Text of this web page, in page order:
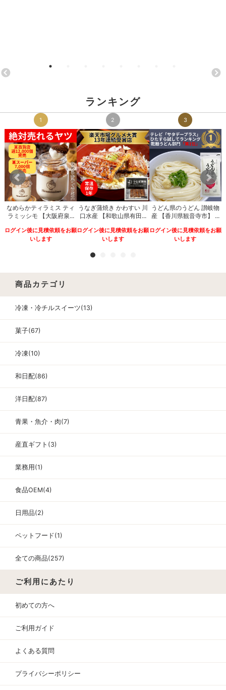
ランキング
1
なめらかティラミス ティ
ラミッシモ 【大阪府泉...
ログイン後に見積依頼をお願
いします
2
うなぎ蒲焼き かわすい 川
口水産 【和歌山県有田...
ログイン後に見積依頼をお願
いします
3
うどん県のうどん 讃岐物
産 【香川県観音寺市】 ...
ログイン後に見積依頼をお願
いします
商品カテゴリ
冷凍・冷チルスイーツ(13)
菓子(67)
冷凍(10)
和日配(86)
洋日配(87)
青果・魚介・肉(7)
産直ギフト(3)
業務用(1)
食品OEM(4)
日用品(2)
ペットフード(1)
全ての商品(257)
ご利用にあたり
初めての方へ
ご利用ガイド
よくある質問
プライバシーポリシー